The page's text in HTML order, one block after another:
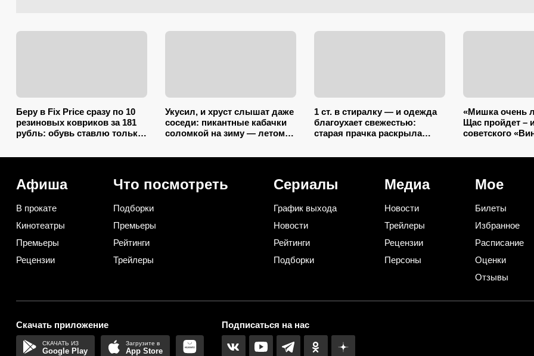
Беру в Fix Price сразу по 10
резиновых ковриков за 181
рубль: обувь ставлю только
Укусил, и хруст слышат даже
соседи: пикантные кабачки
соломкой на зиму — летом
1 ст. в стиралку — и одежда
благоухает свежестью:
старая прачка раскрыла
«Мишка очень
Щас пройдет –
советского
Афиша
В прокате
Кинотеатры
Премьеры
Рецензии
Что посмотреть
Подборки
Премьеры
Рейтинги
Трейлеры
Сериалы
График выхода
Новости
Рейтинги
Подборки
Медиа
Новости
Трейлеры
Рецензии
Персоны
Мое
Билеты
Избранное
Расписание
Оценки
Отзывы
Скачать приложение
Google Play App Store
Подписаться на нас